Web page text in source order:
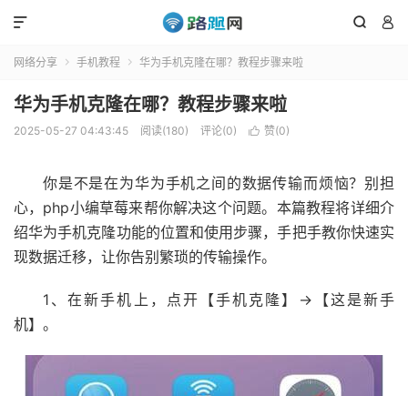
 

网络分享  手机教程  华为手机克隆在哪？教程步骤来啦
华为手机克隆在哪？教程步骤来啦
2025-05-27 04:43:45 阅读(180) 评论(0)  赞(0)
你是不是在为华为手机之间的数据传输而烦恼？别担
心，php小编草莓来帮你解决这个问题。本篇教程将详细介
绍华为手机克隆功能的位置和使用步骤，手把手教你快速实
现数据迁移，让你告别繁琐的传输操作。
1、在新手机上，点开【手机克隆】->【这是新手
机】。